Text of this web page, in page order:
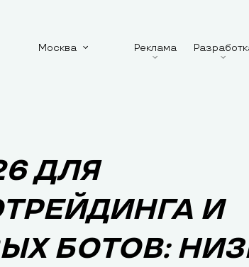
Москва Реклама
ДЛЯ
И
БОТОВ: